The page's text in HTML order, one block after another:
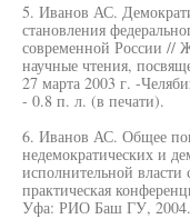
5. Иванов АС.
становления
современной России //
научные чтения,
27 марта 2003 г. -
- 0.8 п. л. (в печати).
6. Иванов АС. Общее
недемократических и
исполнительной власти
практическая
Уфа: РИО Баш ГУ, 2004.